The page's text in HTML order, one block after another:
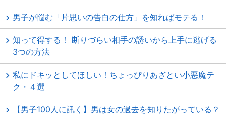
男子が悩む「片思いの告白の仕方」を知ればモテる！
知って得する！ 断りづらい相手の誘いから上手に逃げる
3つの方法
私にドキッとしてほしい！ちょっぴりあざとい小悪魔テ
ク・４選
【男子100人に訊く】男は女の過去を知りたがっている？